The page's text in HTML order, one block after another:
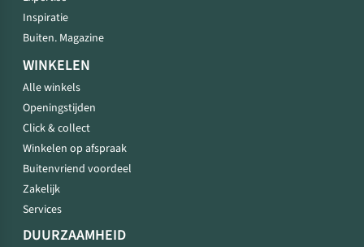
Inspiratie
Buiten. Magazine
WINKELEN
Alle winkels
Openingstijden
Click & collect
Winkelen op afspraak
Buitenvriend voordeel
Zakelijk
Services
DUURZAAMHEID